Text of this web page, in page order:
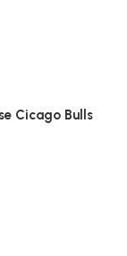
Cicago Bulls